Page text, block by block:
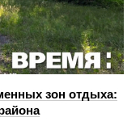
зон отдыха: